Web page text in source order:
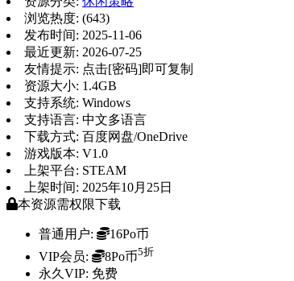
浏览热度: (643)
发布时间: 2025-11-06
最近更新: 2026-07-25
友情提示: 点击[密码]即可复制
资源大小: 1.4GB
支持系统: Windows
支持语言: 中文多语言
下载方式: 百度网盘/OneDrive
游戏版本: V1.0
上架平台: STEAM
上架时间: 2025年10月25日
本资源需权限下载
普通用户:
16Po币
VIP会员:
8Po币5折
永久VIP: 免费